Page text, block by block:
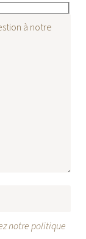
notre politique